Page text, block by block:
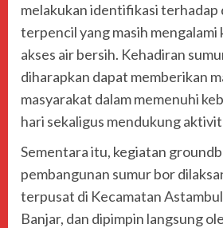
melakukan identifikasi terhadap
terpencil yang masih
akses air bersih. Kehadiran
diharapkan dapat memberikan
masyarakat dalam memenuhi
hari sekaligus mendukung
Sementara itu, kegiatan
pembangunan sumur bor
terpusat di Kecamatan
Banjar, dan dipimpin langsung